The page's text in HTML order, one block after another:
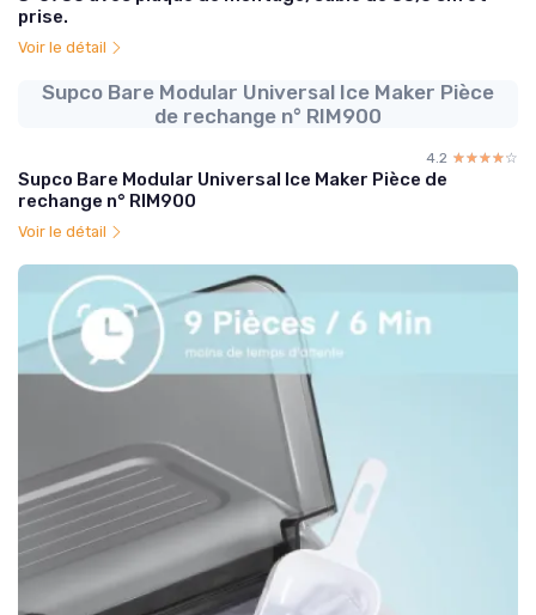
prise.
Voir le détail
Supco Bare Modular Universal Ice Maker Pièce
de rechange n° RIM900
4.2 ☆☆☆☆☆
★★★★★
Supco Bare Modular Universal Ice Maker Pièce de
rechange n° RIM900
Voir le détail